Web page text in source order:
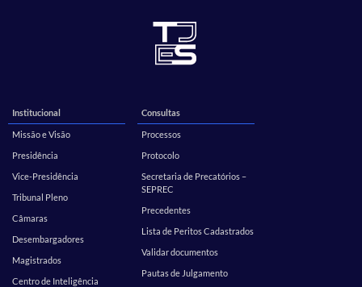
Institucional
Missão e Visão
Presidência
Vice-Presidência
Tribunal Pleno
Câmaras
Desembargadores
Magistrados
Centro de Inteligência
Consultas
Processos
Protocolo
Secretaria de Precatórios –
SEPREC
Precedentes
Lista de Peritos Cadastrados
Validar documentos
Pautas de Julgamento